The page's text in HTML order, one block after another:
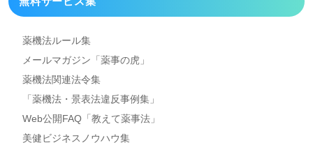
薬機法ルール集
メールマガジン「薬事の虎」
薬機法関連法令集
「薬機法・景表法違反事例集」
Web公開FAQ「教えて薬事法」
美健ビジネスノウハウ集